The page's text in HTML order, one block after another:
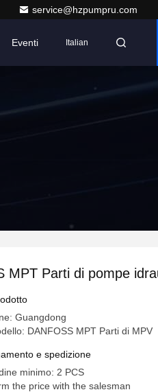
service@hzpumpru.com
Eventi Italian
MPT Parti di pompe
Guangdong
DANFOSS MPT Parti di MPV
e spedizione
minimo: 2 PCS
the price with the salesman